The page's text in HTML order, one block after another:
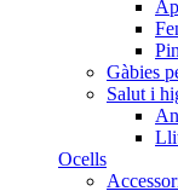
Gàbies
Salut i
Ocells